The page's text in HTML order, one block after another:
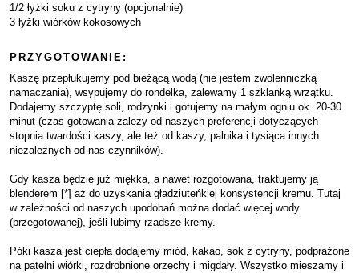
1/2 łyżki soku z cytryny (opcjonalnie)
3 łyżki wiórków kokosowych
PRZYGOTOWANIE:
Kaszę przepłukujemy pod bieżącą wodą (nie jestem zwolenniczką
namaczania), wsypujemy do rondelka, zalewamy 1 szklanką wrzątku.
Dodajemy szczyptę soli, rodzynki i gotujemy na małym ogniu ok. 20-30
minut (czas gotowania zależy od naszych preferencji dotyczących
stopnia twardości kaszy, ale też od kaszy, palnika i tysiąca innych
niezależnych od nas czynników).
Gdy kasza będzie już miękka, a nawet rozgotowana, traktujemy ją
blenderem [*] aż do uzyskania gładziuteńkiej konsystencji kremu. Tutaj
w zależności od naszych upodobań można dodać więcej wody
(przegotowanej), jeśli lubimy rzadsze kremy.
Póki kasza jest ciepła dodajemy miód, kakao, sok z cytryny, podprażone
na patelni wiórki, rozdrobnione orzechy i migdały. Wszystko mieszamy i